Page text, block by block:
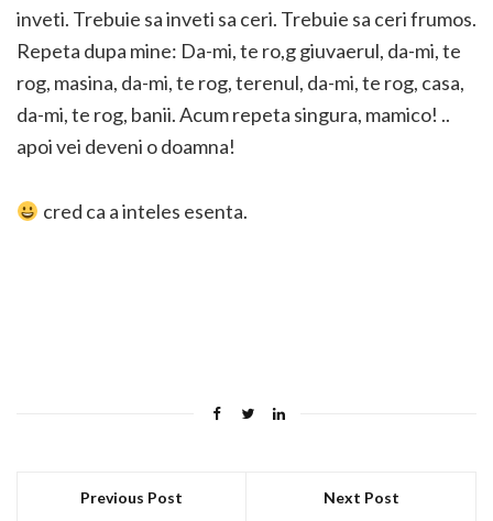
inveti. Trebuie sa inveti sa ceri. Trebuie sa ceri frumos.
Repeta dupa mine: Da-mi, te ro,g giuvaerul, da-mi, te
rog, masina, da-mi, te rog, terenul, da-mi, te rog, casa,
da-mi, te rog, banii. Acum repeta singura, mamico! ..
apoi vei deveni o doamna!
cred ca a inteles esenta.
Previous Post Next Post